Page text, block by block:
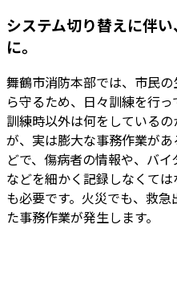
システム切り替えに伴
に。
舞鶴市消防本部では、市民
ら守るため、日々訓練を行
訓練時以外は何をしている
が、実は膨大な事務作業が
どで、傷病者の情報や、バ
などを細かく記録しなくて
も必要です。火災でも、救
た事務作業が発生します。